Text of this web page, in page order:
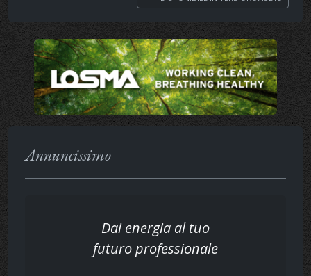
Annuncissimo
Dai energia al tuo
futuro professionale